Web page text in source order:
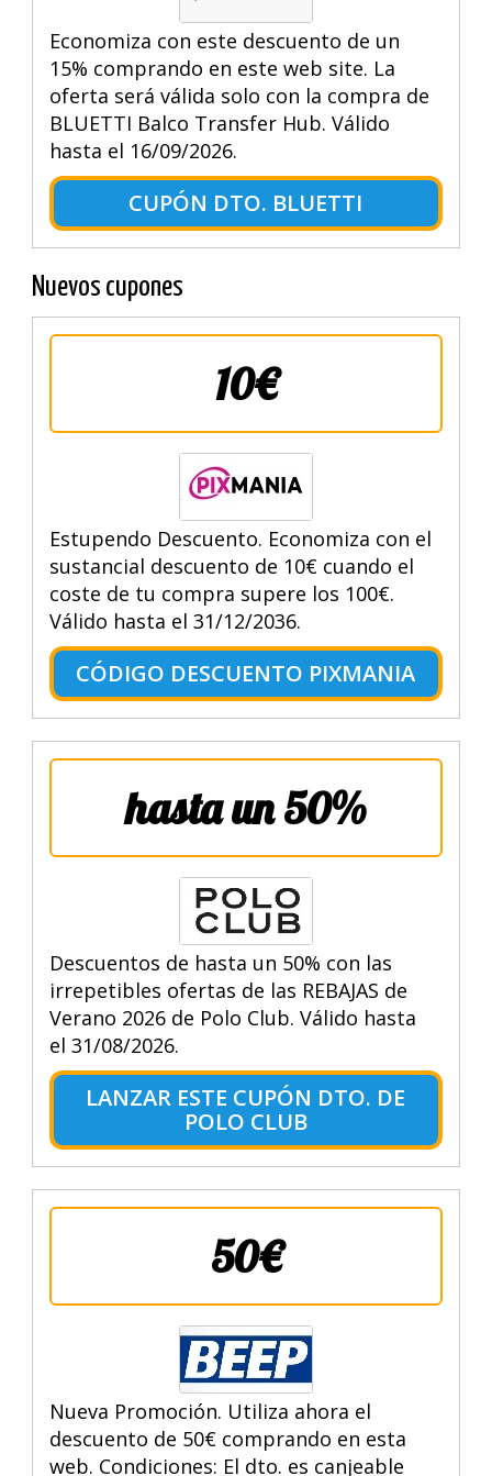
Economiza con este descuento de un
15% comprando en este web site. La
oferta será válida solo con la compra de
BLUETTI Balco Transfer Hub. Válido
hasta el 16/09/2026.
CUPÓN DTO. BLUETTI
Nuevos cupones
10€
Estupendo Descuento. Economiza con el
sustancial descuento de 10€ cuando el
coste de tu compra supere los 100€.
Válido hasta el 31/12/2036.
CÓDIGO DESCUENTO PIXMANIA
hasta un 50%
Descuentos de hasta un 50% con las
irrepetibles ofertas de las REBAJAS de
Verano 2026 de Polo Club. Válido hasta
el 31/08/2026.
LANZAR ESTE CUPÓN DTO. DE
POLO CLUB
50€
Nueva Promoción. Utiliza ahora el
descuento de 50€ comprando en esta
web. Condiciones: El dto. es canjeable